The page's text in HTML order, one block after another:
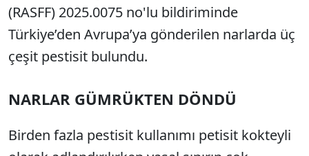
(RASFF) 2025.0075 no'lu bildiriminde
Türkiye’den Avrupa’ya gönderilen narlarda üç
çeşit pestisit bulundu.
NARLAR GÜMRÜKTEN DÖNDÜ
Birden fazla pestisit kullanımı petisit kokteyli